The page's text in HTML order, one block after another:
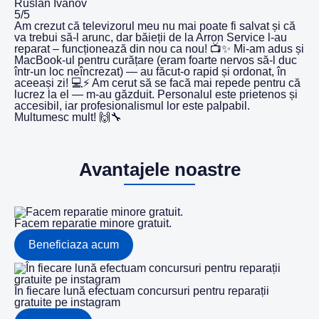
Ruslan Ivanov
5/5
Am crezut că televizorul meu nu mai poate fi salvat și că
va trebui să-l arunc, dar băieții de la Arron Service l-au
reparat – funcționează din nou ca nou! 📺✨ Mi-am adus și
MacBook-ul pentru curățare (eram foarte nervos să-l duc
într-un loc neîncrezat) — au făcut-o rapid și ordonat, în
aceeași zi! 💻⚡️ Am cerut să se facă mai repede pentru că
lucrez la el — m-au găzduit. Personalul este prietenos și
accesibil, iar profesionalismul lor este palpabil.
Multumesc mult! 🙌🔧
Avantajele noastre
Facem reparatie minore gratuit.
Beneficiaza acum
În fiecare lună efectuam concursuri pentru reparații
gratuite pe instagram